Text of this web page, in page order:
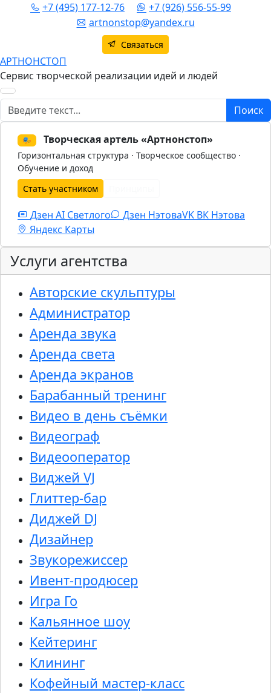
+7 (495) 177-12-76
+7 (926) 556-55-99
artnonstop@yandex.ru
Связаться
АРТНОНСТОП
Сервис творческой реализации идей и людей
Поиск Поиск
🎭 Творческая артель «Артнонстоп»
Горизонтальная структура · Творческое сообщество ·
Обучение и доход
Стать участником
Дзен AI Светлого Дзен НэтоваVK ВК Нэтова
Яндекс Карты
Услуги агентства
Авторские скульптуры
Администратор
Аренда звука
Аренда света
Аренда экранов
Барабанный тренинг
Видео в день съёмки
Видеограф
Видеооператор
Виджей VJ
Глиттер-бар
Диджей DJ
Дизайнер
Звукорежиссер
Ивент-продюсер
Игра Го
Кальянное шоу
Кейтеринг
Клининг
Кофейный мастер-класс